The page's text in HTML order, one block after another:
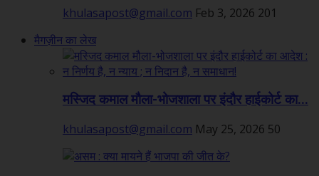
khulasapost@gmail.com Feb 3, 2026 201
मैगज़ीन का लेख
मस्जिद कमाल मौला-भोजशाला पर इंदौर हाईकोर्ट का...
khulasapost@gmail.com May 25, 2026 50